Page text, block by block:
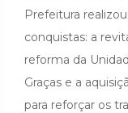
Prefeitura
conquistas: a
reforma da
Graças e a
para reforçar os